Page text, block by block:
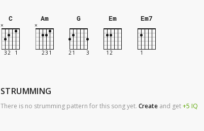
C Am G Em Em7
STRUMMING
There is no strumming pattern for this song yet. Create and get+5 IQ